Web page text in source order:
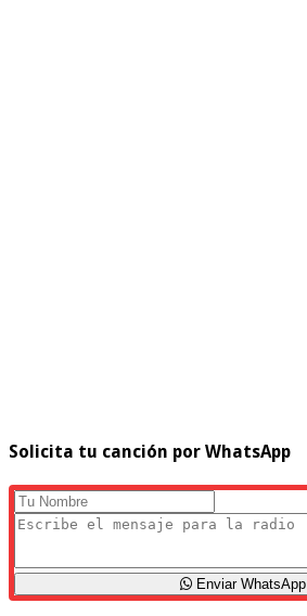
Solicita tu canción por WhatsApp
Enviar WhatsApp